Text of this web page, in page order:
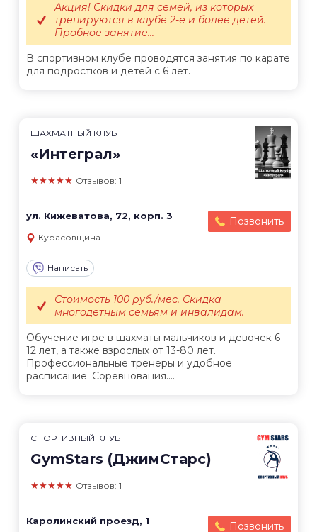
В спортивном клубе проводятся занятия по карате
для подростков и детей с 6 лет.
Акция! Скидки для семей, из которых
тренируются в клубе 2-е и более детей.
Пробное занятие...
ШАХМАТНЫЙ КЛУБ
«Интеграл»
★★★★★ Отзывов: 1
ул. Кижеватова, 72, корп. 3 Позвонить
Курасовщина
Написать
Обучение игре в шахматы мальчиков и девочек 6-
12 лет, а также взрослых от 13-80 лет.
Профессиональные тренеры и удобное
расписание. Соревнования....
Стоимость 100 руб./мес. Скидка
многодетным семьям и инвалидам.
СПОРТИВНЫЙ КЛУБ
GymStars (ДжимСтарс)
★★★★★ Отзывов: 1
Каролинский проезд, 1
Позвонить